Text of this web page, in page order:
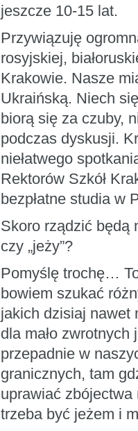
jeszcze 10-15 lat.
Przywiązuję
rosyjskiej,
Krakowie. Nasze
Ukraińską. Niech
biorą się za czuby,
podczas dyskusji.
niełatwego
Rektorów Szkół
bezpłatne studia w
Skoro rządzić będą
czy „jeży”?
Pomyślę trochę…
bowiem szukać
jakich dzisiaj nawet
dla mało
przepadnie w
granicznych, tam
uprawiać
trzeba być jeżem i